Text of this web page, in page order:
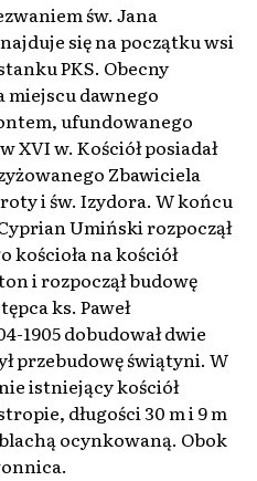
św. Jana
się na początku wsi
PKS. Obecny
miejscu dawnego
ufundowanego
XVI w. Kościół posiadał
Zbawiciela
i św. Izydora. W końcu
Umiński rozpoczął
na kościół
i rozpoczął budowę
ks. Paweł
1905 dobudował dwie
przebudowę świątyni. W
istniejący kościół
długości 30 m i 9 m
ocynkowaną. Obok